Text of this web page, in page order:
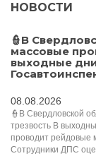
НОВОСТИ
👮В
массовые
выходные
08.08.2026
👮В Свердловской
трезвость В
проводит рейдовые
Сотрудники ДПС